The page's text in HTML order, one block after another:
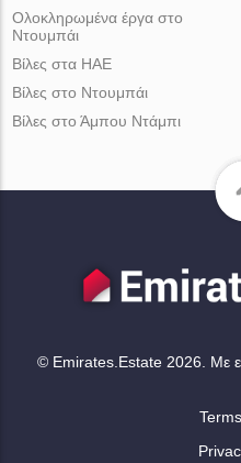
Ολοκληρωμένα έργα στο
Ντουμπάι
Βίλες στα ΗΑΕ
Βίλες στο Ντουμπάι
Βίλες στο Άμπου Ντάμπι
© Emirates.Estate 2026. Με